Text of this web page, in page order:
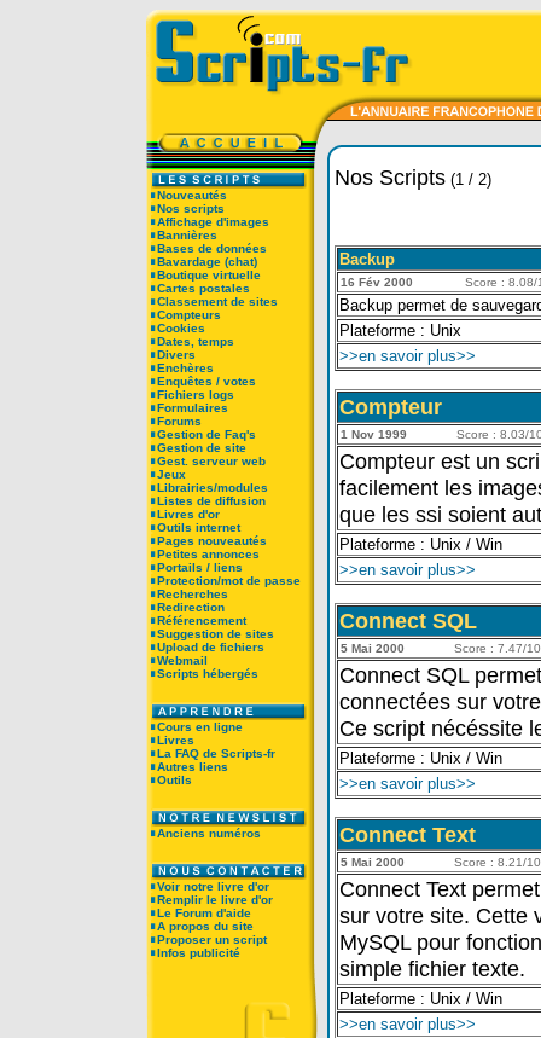
Nouveautés
Nos scripts
Affichage d'images
Bannières
Bases de données
Bavardage (chat)
Boutique virtuelle
Cartes postales
Classement de sites
Compteurs
Cookies
Dates, temps
Divers
Enchères
Enquêtes / votes
Fichiers logs
Formulaires
Forums
Gestion de Faq's
Gestion de site
Gest. serveur web
Jeux
Librairies/modules
Listes de diffusion
Livres d'or
Outils internet
Pages nouveautés
Petites annonces
Portails / liens
Protection/mot de passe
Recherches
Redirection
Référencement
Suggestion de sites
Upload de fichiers
Webmail
Scripts hébergés
Cours en ligne
Livres
La FAQ de Scripts-fr
Autres liens
Outils
Anciens numéros
Voir notre livre d'or
Remplir le livre d'or
Le Forum d'aide
A propos du site
Proposer un script
Infos publicité
Nos Scripts(1 / 2)
Backup
16 Fév 2000 Score : 8.08/
Backup permet de
Plateforme : Unix
>>en savoir plus>>
Compteur
1 Nov 1999 Score : 8.03/
Compteur est un
facilement les
que les ssi soient
Plateforme : Unix / Win
>>en savoir plus>>
Connect SQL
5 Mai 2000 Score : 7.47/
Connect SQL
connectées sur
Ce script nécéssite
Plateforme : Unix / Win
>>en savoir plus>>
Connect Text
5 Mai 2000 Score : 8.21/
Connect Text
sur votre site. Cette
MySQL pour
simple fichier texte.
Plateforme : Unix / Win
>>en savoir plus>>